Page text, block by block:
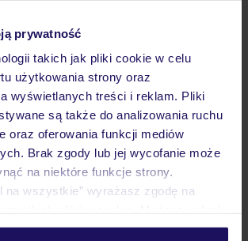
prywatność
takich jak pliki cookie w celu
użytkowania strony oraz
wyświetlanych treści i reklam. Pliki
są także do analizowania ruchu
oraz oferowania funkcji mediów
Brak zgody lub jej wycofanie może
na niektóre funkcje strony.
na wszystkie” wyrażasz zgodę na
wybór wchodząc w zakładkę